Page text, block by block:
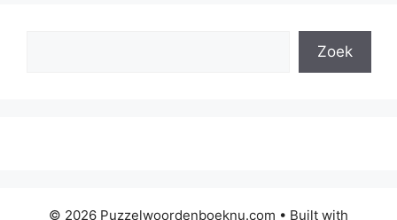
Zoek
© 2026 Puzzelwoordenboeknu.com • Built with